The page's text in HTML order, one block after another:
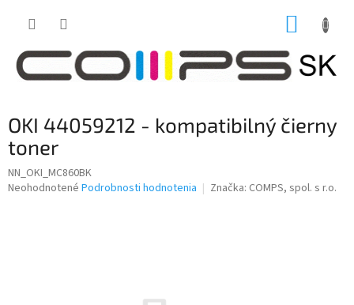
OKI 44059212 - kompatibilný čierny
toner
NN_OKI_MC860BK
Priemerné
Neohodnotené Podrobnosti hodnotenia Značka: COMPS, spol. s r.o.